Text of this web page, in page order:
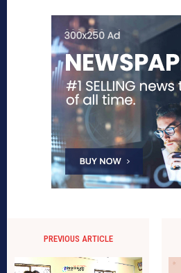
PREVIOUS ARTICLE